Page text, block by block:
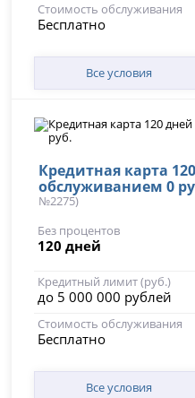
Стоимость обслуживания
Бесплатно
Все условия
Кредитная карта
обслуживанием 0
№2275)
Без процентов
120 дней
Кредитный лимит (руб.)
до 5 000 000 рублей
Стоимость обслуживания
Бесплатно
Все условия